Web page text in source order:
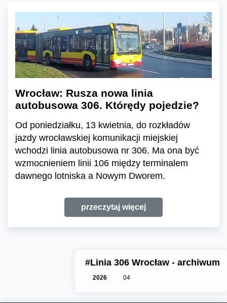
Wrocław: Rusza nowa linia
autobusowa 306. Którędy pojedzie?
Od poniedziałku, 13 kwietnia, do rozkładów
jazdy wrocławskiej komunikacji miejskiej
wchodzi linia autobusowa nr 306. Ma ona być
wzmocnieniem linii 106 między terminalem
dawnego lotniska a Nowym Dworem.
przeczytaj więcej
#Linia 306 Wrocław - archiwum
2026 04